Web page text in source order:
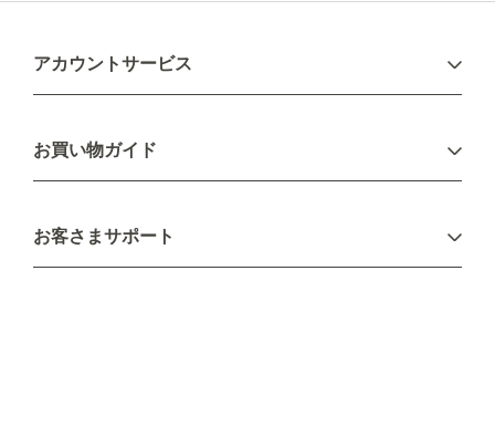
アカウントサービス
新規会員登録
お買い物ガイド
配送について
不良品・返品について
お客さまサポート